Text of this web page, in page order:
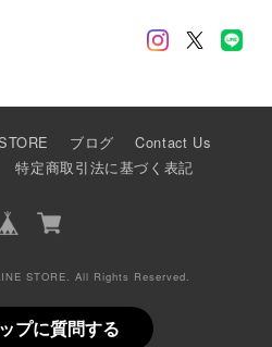
ブログ
Contact Us
特定商取引法に基づく表記
STORE. All Rights Reserved.
プに質問する